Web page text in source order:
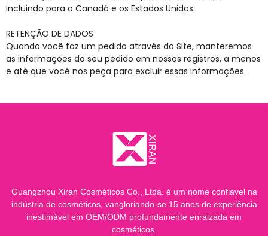
incluindo para o Canadá e os Estados Unidos.
RETENÇÃO DE DADOS
Quando você faz um pedido através do Site, manteremos
as informações do seu pedido em nossos registros, a menos
e até que você nos peça para excluir essas informações.
Guangzhou Xiran Cosméticos Co., Ltda. é um nome confiável na
indústria de cosméticos, vangloriando-se 15 anos de experiência
inestimável em OEM/ODM profundamente enraizada em
cosméticos.